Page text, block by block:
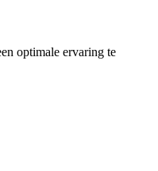
optimale ervaring te